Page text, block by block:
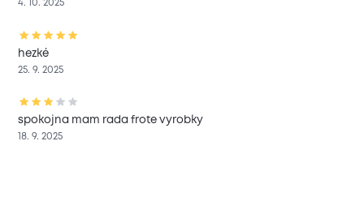
4. 10. 2025
hezké
25. 9. 2025
spokojna mam rada frote vyrobky
18. 9. 2025